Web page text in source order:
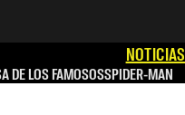
NOTICIAS
DE LOS FAMOSOSSPIDER-MAN